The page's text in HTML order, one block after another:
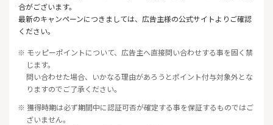
合がございます。
最新のキャンペーンにつきましては、広告主様の公式サイトよりご確認
ください。
※ モッピーポイントについて、広告主へ直接問い合わせする事を固く禁
じます。
問い合わせた場合、いかなる理由があろうとポイント付与対象外とな
りますのでご了承ください。
※ 獲得時期は必ず期間中に認証可否が確定する事を保証するものではご
ざいません。